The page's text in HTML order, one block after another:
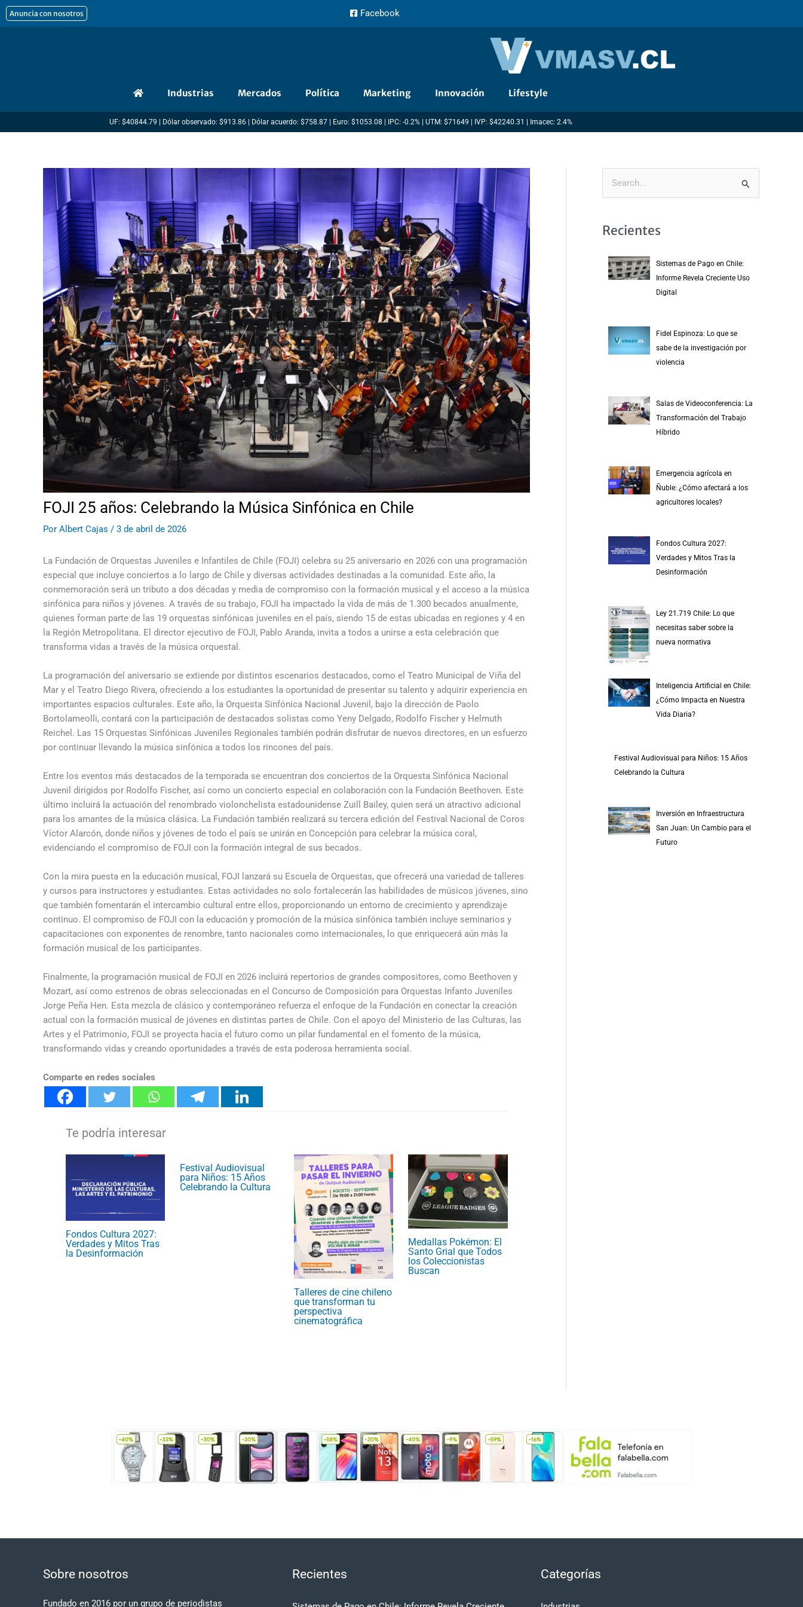
al
Anuncia con nosotros Facebook
Industrias Mercados Política Marketing Innovación Lifestyle
UF: $40844.79 | Dólar observado: $913.86 | Dólar acuerdo: $758.87 | Euro: $1053.08 | IPC: -0.2% | UTM: $71649 | IVP: $42240.31 | Imacec: 2.4%
FOJI 25 años: Celebrando la Música Sinfónica en Chile
Por Albert Cajas / 3 de abril de 2026
La Fundación de Orquestas Juveniles e Infantiles de Chile (FOJI) celebra su 25 aniversario en 2026 con una programación
especial que incluye conciertos a lo largo de Chile y diversas actividades destinadas a la comunidad. Este año, la
conmemoración será un tributo a dos décadas y media de compromiso con la formación musical y el acceso a la música
sinfónica para niños y jóvenes. A través de su trabajo, FOJI ha impactado la vida de más de 1.300 becados anualmente,
quienes forman parte de las 19 orquestas sinfónicas juveniles en el país, siendo 15 de estas ubicadas en regiones y 4 en
la Región Metropolitana. El director ejecutivo de FOJI, Pablo Aranda, invita a todos a unirse a esta celebración que
transforma vidas a través de la música orquestal.
La programación del aniversario se extiende por distintos escenarios destacados, como el Teatro Municipal de Viña del
Mar y el Teatro Diego Rivera, ofreciendo a los estudiantes la oportunidad de presentar su talento y adquirir experiencia en
importantes espacios culturales. Este año, la Orquesta Sinfónica Nacional Juvenil, bajo la dirección de Paolo
Bortolameolli, contará con la participación de destacados solistas como Yeny Delgado, Rodolfo Fischer y Helmuth
Reichel. Las 15 Orquestas Sinfónicas Juveniles Regionales también podrán disfrutar de nuevos directores, en un esfuerzo
por continuar llevando la música sinfónica a todos los rincones del país.
Entre los eventos más destacados de la temporada se encuentran dos conciertos de la Orquesta Sinfónica Nacional
Juvenil dirigidos por Rodolfo Fischer, así como un concierto especial en colaboración con la Fundación Beethoven. Este
último incluirá la actuación del renombrado violonchelista estadounidense Zuill Bailey, quien será un atractivo adicional
para los amantes de la música clásica. La Fundación también realizará su tercera edición del Festival Nacional de Coros
Víctor Alarcón, donde niños y jóvenes de todo el país se unirán en Concepción para celebrar la música coral,
evidenciando el compromiso de FOJI con la formación integral de sus becados.
Con la mira puesta en la educación musical, FOJI lanzará su Escuela de Orquestas, que ofrecerá una variedad de talleres
y cursos para instructores y estudiantes. Estas actividades no solo fortalecerán las habilidades de músicos jóvenes, sino
que también fomentarán el intercambio cultural entre ellos, proporcionando un entorno de crecimiento y aprendizaje
continuo. El compromiso de FOJI con la educación y promoción de la música sinfónica también incluye seminarios y
capacitaciones con exponentes de renombre, tanto nacionales como internacionales, lo que enriquecerá aún más la
formación musical de los participantes.
Finalmente, la programación musical de FOJI en 2026 incluirá repertorios de grandes compositores, como Beethoven y
Mozart, así como estrenos de obras seleccionadas en el Concurso de Composición para Orquestas Infanto Juveniles
Jorge Peña Hen. Esta mezcla de clásico y contemporáneo refuerza el enfoque de la Fundación en conectar la creación
actual con la formación musical de jóvenes en distintas partes de Chile. Con el apoyo del Ministerio de las Culturas, las
Artes y el Patrimonio, FOJI se proyecta hacia el futuro como un pilar fundamental en el fomento de la música,
transformando vidas y creando oportunidades a través de esta poderosa herramienta social.
Comparte en redes sociales
Fondos Cultura 2027:
Verdades y Mitos Tras
la Desinformación
Festival Audiovisual
para Niños: 15 Años
Celebrando la Cultura
Talleres de cine chileno
que transforman tu
perspectiva
cinematográfica
Medallas Pokémon: El
Santo Grial que Todos
los Coleccionistas
Buscan
Recientes
Sistemas de Pago en Chile:
Informe Revela Creciente Uso
Digital
Fidel Espinoza: Lo que se
sabe de la investigación por
violencia
Salas de Videoconferencia: La
Transformación del Trabajo
Híbrido
Emergencia agrícola en
Ñuble: ¿Cómo afectará a los
agricultores locales?
Fondos Cultura 2027:
Verdades y Mitos Tras la
Desinformación
Ley 21.719 Chile: Lo que
necesitas saber sobre la
nueva normativa
Inteligencia Artificial en Chile:
¿Cómo Impacta en Nuestra
Vida Diaria?
Festival Audiovisual para Niños: 15 Años
Celebrando la Cultura
Inversión en Infraestructura
San Juan: Un Cambio para el
Futuro
Sobre nosotros
Fundado en 2016 por un grupo de periodistas
Recientes Categorías